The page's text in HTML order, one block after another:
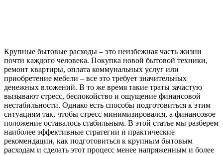
Крупные бытовые расходы – это неизбежная часть жизни
почти каждого человека. Покупка новой бытовой техники,
ремонт квартиры, оплата коммунальных услуг или
приобретение мебели – все это требует значительных
денежных вложений. В то же время такие траты зачастую
вызывают стресс, беспокойство и ощущение финансовой
нестабильности. Однако есть способы подготовиться к этим
ситуациям так, чтобы стресс минимизировался, а финансовое
положение оставалось стабильным. В этой статье мы разберем
наиболее эффективные стратегии и практические
рекомендации, как подготовиться к крупным бытовым
расходам и сделать этот процесс менее напряженным и более